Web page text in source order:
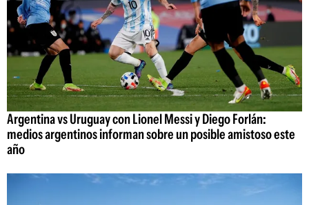
Argentina vs Uruguay con Lionel Messi y Diego Forlán:
medios argentinos informan sobre un posible amistoso este
año